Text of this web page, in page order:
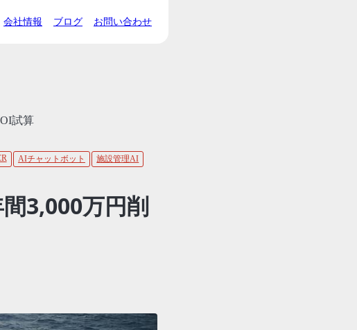
会社情報 ブログ お問い合わせ
試算
AIチャットボット
施設管理AI
3,000万円削